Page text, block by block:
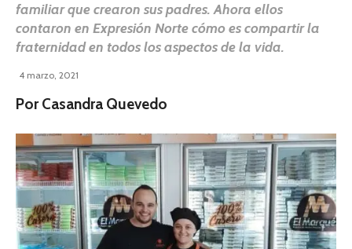
familiar que crearon sus padres. Ahora ellos
contaron en Expresión Norte cómo es compartir la
fraternidad en todos los aspectos de la vida.
4 marzo, 2021
Por Casandra Quevedo